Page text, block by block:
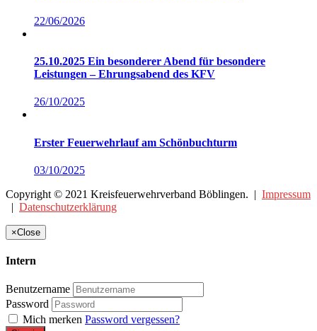
22/06/2026
25.10.2025 Ein besonderer Abend für besondere
Leistungen – Ehrungsabend des KFV
26/10/2025
Erster Feuerwehrlauf am Schönbuchturm
03/10/2025
Copyright © 2021 Kreisfeuerwehrverband Böblingen. | Impressum
| Datenschutzerklärung
×Close
Intern
Benutzername
Password
Mich merken Password vergessen?